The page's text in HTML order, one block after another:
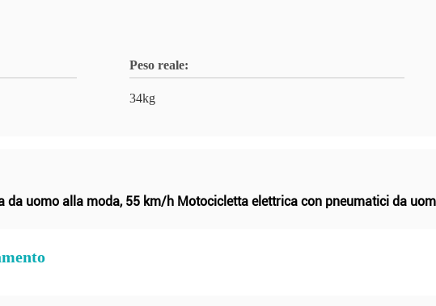
Peso reale:
34kg
da uomo alla moda, 55 km/h Motocicletta elettrica con pneumatici da